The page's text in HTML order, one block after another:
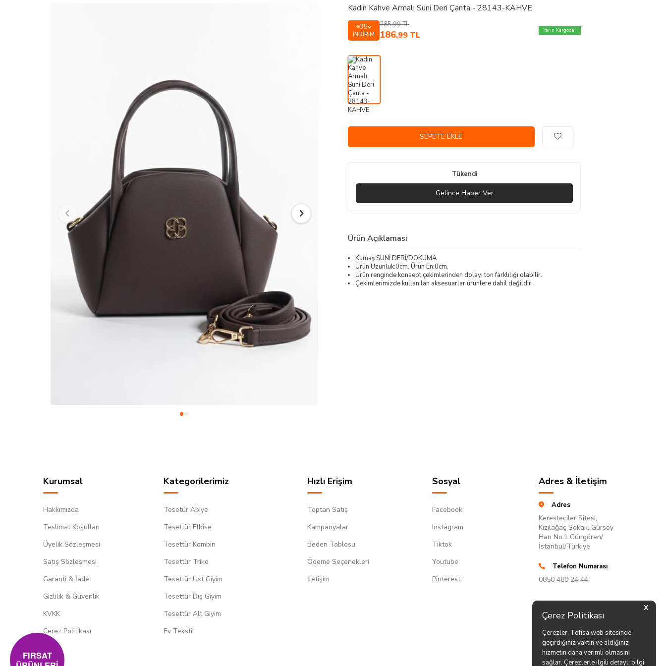
X
Çerez Politikası
Çerezler, Tofisa web sitesinde
geçirdiğiniz vaktin ve aldığınız
hizmetin daha verimli olmasını
sağlar. Çerezlerle ilgili detaylı bilgi
Kadın Kahve Armalı Suni Deri Çanta - 28143-KAHVE
%35
İNDIRIM
285,99TL
186,99 TL Yarın Kargoda!
SEPETE EKLE
Tükendi
Gelince Haber Ver
Ürün Açıklaması
Kumaş:SUNİ DERİ/DOKUMA
Ürün Uzunluk:0cm. Ürün En:0cm.
Ürün renginde konsept çekimlerinden dolayı ton farklılığı olabilir.
Çekimlerimizde kullanılan aksesuarlar ürünlere dahil değildir.
Kurumsal
Hakkımızda
Teslimat Koşulları
Üyelik Sözleşmesi
Satış Sözleşmesi
Garanti & İade
Gizlilik & Güvenlik
KVKK
Çerez Politikası
Kategorilerimiz
Tesetür Abiye
Tesettür Elbise
Tesettür Kombin
Tesettür Triko
Tesettür Üst Giyim
Tesettür Dış Giyim
Tesettür Alt Giyim
Ev Tekstil
Hızlı Erişim
Toptan Satış
Kampanyalar
Beden Tablosu
Ödeme Seçenekleri
İletişim
Sosyal
Facebook
Instagram
Tiktok
Youtube
Pinterest
Adres & İletişim
Adres
Keresteciler Sitesi,
Kızılağaç Sokak, Gürsoy
Han No:1 Güngören/
İstanbul/Türkiye
Telefon Numarası
0850 480 24 44
FIRSAT